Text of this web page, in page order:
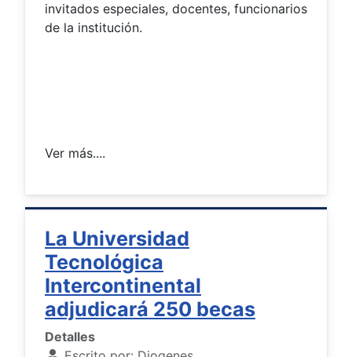
invitados especiales, docentes, funcionarios
de la institución.
Ver más....
La Universidad
Tecnológica
Intercontinental
adjudicará 250 becas
Detalles